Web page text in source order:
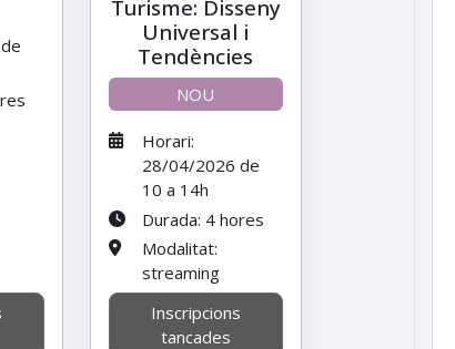
Turisme: Disseny
Universal i
Tendències
NOU
Horari:
28/04/2026 de
10 a 14h
Durada: 4 hores
Modalitat:
streaming
Inscripcions
tancades